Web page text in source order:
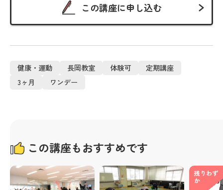
この講座に申し込む
健康・運動 長岡教室 体験可
定期講座
3ヶ月
ワンデー
この講座もおすすめです
残りわず
か